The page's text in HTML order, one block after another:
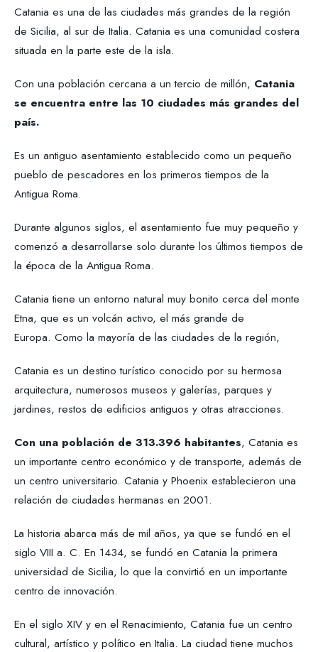
Catania es una de las ciudades más grandes de la región
de Sicilia, al sur de Italia. Catania es una comunidad costera
situada en la parte este de la isla.
Con una población cercana a un tercio de millón, Catania
se encuentra entre las 10 ciudades más grandes del
país.
Es un antiguo asentamiento establecido como un pequeño
pueblo de pescadores en los primeros tiempos de la
Antigua Roma.
Durante algunos siglos, el asentamiento fue muy pequeño y
comenzó a desarrollarse solo durante los últimos tiempos de
la época de la Antigua Roma.
Catania tiene un entorno natural muy bonito cerca del monte
Etna, que es un volcán activo, el más grande de
Europa. Como la mayoría de las ciudades de la región,
Catania es un destino turístico conocido por su hermosa
arquitectura, numerosos museos y galerías, parques y
jardines, restos de edificios antiguos y otras atracciones.
Con una población de 313.396 habitantes, Catania es
un importante centro económico y de transporte, además de
un centro universitario. Catania y Phoenix establecieron una
relación de ciudades hermanas en 2001.
La historia abarca más de mil años, ya que se fundó en el
siglo VIII a. C. En 1434, se fundó en Catania la primera
universidad de Sicilia, lo que la convirtió en un importante
centro de innovación.
En el siglo XIV y en el Renacimiento, Catania fue un centro
cultural, artístico y político en Italia. La ciudad tiene muchos